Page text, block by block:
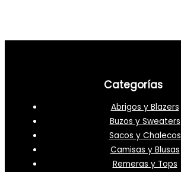
Categorías
Abrigos y Blazers
Buzos y Sweaters
Sacos y Chalecos
Camisas y Blusas
Remeras y Tops